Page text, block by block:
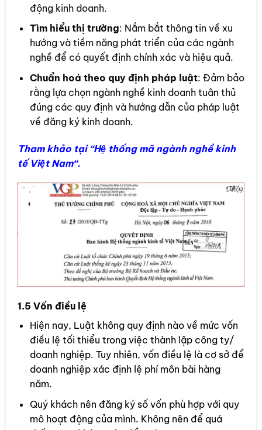
động kinh doanh.
Tìm hiểu thị trường: Nắm bắt thông tin về xu
hướng và tiềm năng phát triển của các ngành
nghề để có quyết định chính xác và hiệu quả.
Chuẩn hoá theo quy định pháp luật: Đảm bảo
rằng lựa chọn ngành nghề kinh doanh tuân thủ
đúng các quy định và hướng dẫn của pháp luật
về đăng ký kinh doanh.
Tham khảo tại “Hệ thống mã ngành nghề kinh
tế Việt Nam“.
1.5 Vốn điều lệ
Hiện nay, Luật không quy định nào về mức vốn
điều lệ tối thiểu trong việc thành lập công ty/
doanh nghiệp. Tuy nhiên, vốn điều lệ là cơ sở để
doanh nghiệp xác định lệ phí môn bài hàng
năm.
Quý khách nên đăng ký số vốn phù hợp với quy
mô hoạt động của mình. Không nên để quá